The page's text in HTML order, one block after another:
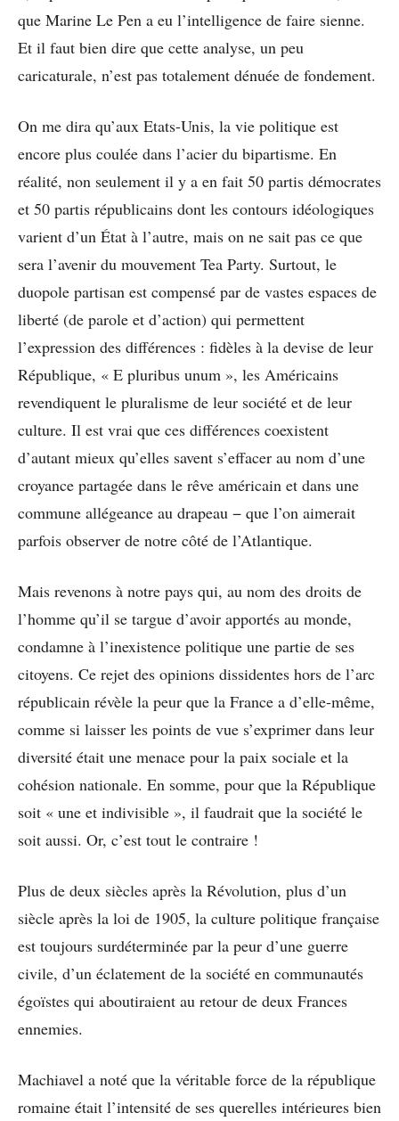
que Marine Le Pen a eu l’intelligence de faire sienne.
Et il faut bien dire que cette analyse, un peu
caricaturale, n’est pas totalement dénuée de fondement.
On me dira qu’aux Etats-Unis, la vie politique est
encore plus coulée dans l’acier du bipartisme. En
réalité, non seulement il y a en fait 50 partis démocrates
et 50 partis républicains dont les contours idéologiques
varient d’un État à l’autre, mais on ne sait pas ce que
sera l’avenir du mouvement Tea Party. Surtout, le
duopole partisan est compensé par de vastes espaces de
liberté (de parole et d’action) qui permettent
l’expression des différences : fidèles à la devise de leur
République, « E pluribus unum », les Américains
revendiquent le pluralisme de leur société et de leur
culture. Il est vrai que ces différences coexistent
d’autant mieux qu’elles savent s’effacer au nom d’une
croyance partagée dans le rêve américain et dans une
commune allégeance au drapeau − que l’on aimerait
parfois observer de notre côté de l’Atlantique.
Mais revenons à notre pays qui, au nom des droits de
l’homme qu’il se targue d’avoir apportés au monde,
condamne à l’inexistence politique une partie de ses
citoyens. Ce rejet des opinions dissidentes hors de l’arc
républicain révèle la peur que la France a d’elle-même,
comme si laisser les points de vue s’exprimer dans leur
diversité était une menace pour la paix sociale et la
cohésion nationale. En somme, pour que la République
soit « une et indivisible », il faudrait que la société le
soit aussi. Or, c’est tout le contraire !
Plus de deux siècles après la Révolution, plus d’un
siècle après la loi de 1905, la culture politique française
est toujours surdéterminée par la peur d’une guerre
civile, d’un éclatement de la société en communautés
égoïstes qui aboutiraient au retour de deux Frances
ennemies.
Machiavel a noté que la véritable force de la république
romaine était l’intensité de ses querelles intérieures bien